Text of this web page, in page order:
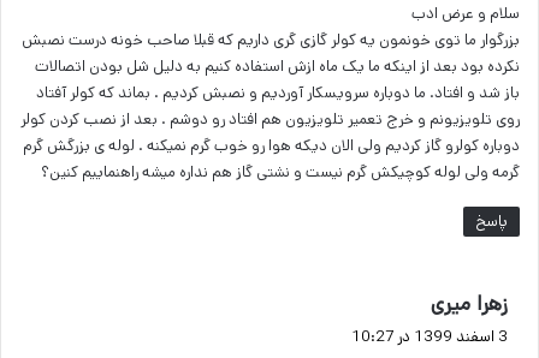
سلام و عرض ادب
بزرگوار ما توی خونمون یه کولر گازی گری داریم که قبلا صاحب خونه درست نصبش
نکرده بود بعد از اینکه ما یک ماه ازش استفاده کنیم به دلیل شل بودن اتصالات
باز شد و افتاد. ما دوباره سرویسکار آوردیم و نصبش کردیم . بماند که کولر آفتاد
روی تلویزیونم و خرج تعمیر تلویزیون هم افتاد رو دوشم . بعد از نصب کردن کولر
دوباره کولرو گاز کردیم ولی الان دیکه هوا رو خوب گرم نمیکنه . لوله ی بزرگش گرم
گرمه ولی لوله کوچیکش گرم نیست و نشتی گاز هم نداره میشه راهنماییم کنین؟
پاسخ
زهرا میری
ف
3 اسفند 1399 در 10:27